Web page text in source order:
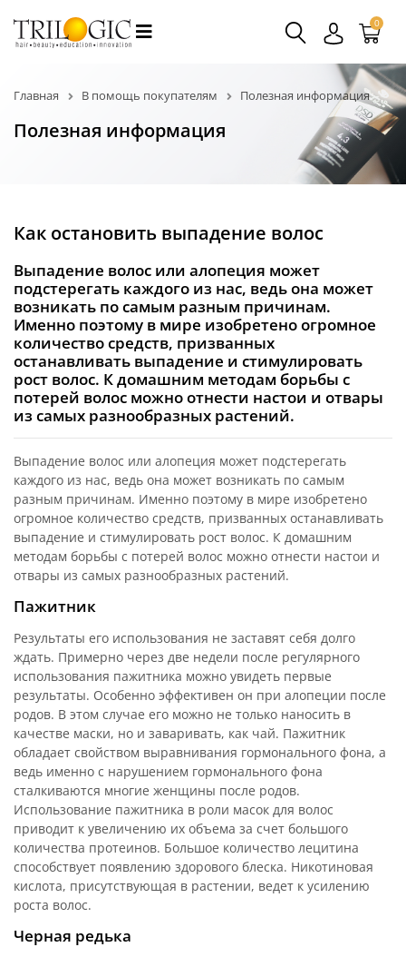
0
Главная В помощь покупателям Полезная информация
Полезная информация
Как остановить выпадение волос
Выпадение волос или алопеция может
подстерегать каждого из нас, ведь она может
возникать по самым разным причинам.
Именно поэтому в мире изобретено огромное
количество средств, призванных
останавливать выпадение и стимулировать
рост волос. К домашним методам борьбы с
потерей волос можно отнести настои и отвары
из самых разнообразных растений.
Выпадение волос или алопеция может подстерегать
каждого из нас, ведь она может возникать по самым
разным причинам. Именно поэтому в мире изобретено
огромное количество средств, призванных останавливать
выпадение и стимулировать рост волос. К домашним
методам борьбы с потерей волос можно отнести настои и
отвары из самых разнообразных растений.
Пажитник
Результаты его использования не заставят себя долго
ждать. Примерно через две недели после регулярного
использования пажитника можно увидеть первые
результаты. Особенно эффективен он при алопеции после
родов. В этом случае его можно не только наносить в
качестве маски, но и заваривать, как чай. Пажитник
обладает свойством выравнивания гормонального фона, а
ведь именно с нарушением гормонального фона
сталкиваются многие женщины после родов.
Использование пажитника в роли масок для волос
приводит к увеличению их объема за счет большого
количества протеинов. Большое количество лецитина
способствует появлению здорового блеска. Никотиновая
кислота, присутствующая в растении, ведет к усилению
роста волос.
Черная редька